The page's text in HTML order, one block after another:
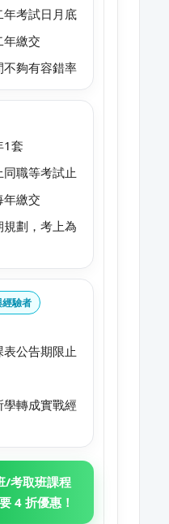
年考試日月底
年繳交
不夠有容錯率
1套
同職等考試止
年繳交
規劃，考上為
驗者
表公告期限止
學轉成實戰經
/考取班課程
4 折優惠！